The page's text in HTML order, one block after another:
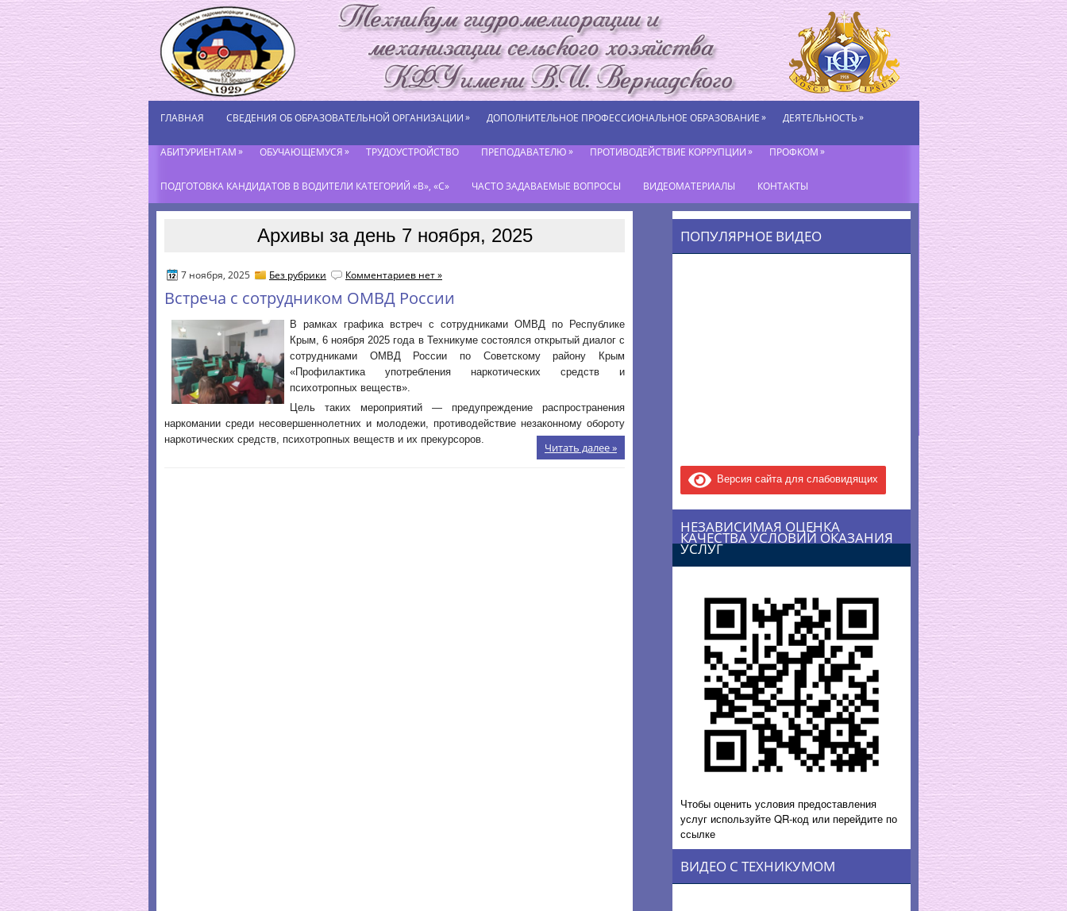
ГЛАВНАЯ СВЕДЕНИЯ ОБ ОБРАЗОВАТЕЛЬНОЙ ОРГАНИЗАЦИИ» ДОПОЛНИТЕЛЬНОЕ ПРОФЕССИОНАЛЬНОЕ ОБРАЗОВАНИЕ» ДЕЯТЕЛЬНОСТЬ»
АБИТУРИЕНТАМ» ОБУЧАЮЩЕМУСЯ» ТРУДОУСТРОЙСТВО ПРЕПОДАВАТЕЛЮ» ПРОТИВОДЕЙСТВИЕ КОРРУПЦИИ» ПРОФКОМ»
ПОДГОТОВКА КАНДИДАТОВ В ВОДИТЕЛИ КАТЕГОРИЙ «В», «С» ЧАСТО ЗАДАВАЕМЫЕ ВОПРОСЫ ВИДЕОМАТЕРИАЛЫ КОНТАКТЫ
Архивы за день 7 ноября, 2025
7 ноября, 2025 Без рубрики Комментариев нет »
Встреча с сотрудником ОМВД России
В рамках графика встреч с сотрудниками ОМВД по Республике
Крым, 6 ноября 2025 года в Техникуме состоялся открытый диалог с
сотрудниками ОМВД России по Советскому району Крым
«Профилактика употребления наркотических средств и
психотропных веществ».
Цель таких мероприятий — предупреждение распространения
наркомании среди несовершеннолетних и молодежи, противодействие незаконному обороту
наркотических средств, психотропных веществ и их прекурсоров.
Читать далее »
ПОПУЛЯРНОЕ ВИДЕО
Версия сайта для слабовидящих
НЕЗАВИСИМАЯ ОЦЕНКА
КАЧЕСТВА УСЛОВИЙ ОКАЗАНИЯ
УСЛУГ
Чтобы оценить условия предоставления
услуг используйте QR-код или перейдите по
ссылке
ВИДЕО С ТЕХНИКУМОМ